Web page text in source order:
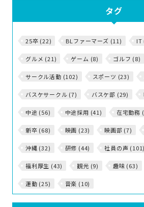
タグ
25卒 (22) BLファーマーズ (11) IT
グルメ (21) ゲーム (8) ゴルフ (8)
サークル活動 (102) スポーツ (23)
バスケサークル (7) バスケ部 (29)
中途 (56) 中途採用 (41) 在宅勤務
新卒 (68) 映画 (23) 映画部 (7)
沖縄 (32) 研修 (44) 社員の声 (101)
福利厚生 (43) 観光 (9) 趣味 (63)
運動 (25) 音楽 (10)